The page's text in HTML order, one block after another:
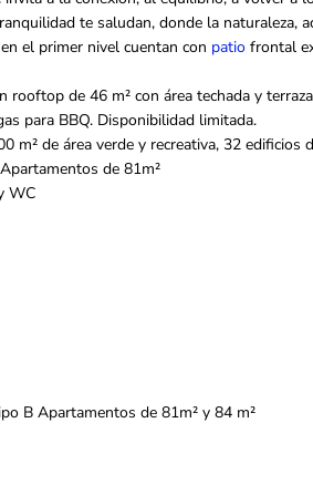
te saludan, donde la naturaleza,
el primer nivel cuentan con patio frontal
de 46 m² con área techada y
para BBQ. Disponibilidad limitada.
m² de área verde y recreativa, 32 edificios
de 81m²
WC
B Apartamentos de 81m² y 84 m²